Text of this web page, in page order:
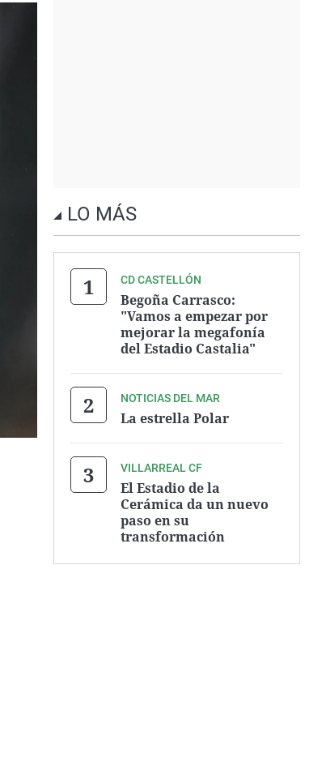
LO MÁS
CD CASTELLÓN
Begoña Carrasco:
"Vamos a empezar por
mejorar la megafonía
del Estadio Castalia"
NOTICIAS DEL MAR
La estrella Polar
VILLARREAL CF
El Estadio de la
Cerámica da un nuevo
paso en su
transformación